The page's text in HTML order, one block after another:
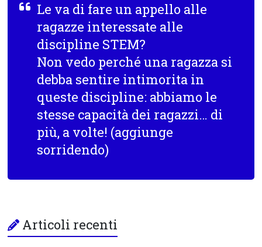
Le va di fare un appello alle
ragazze interessate alle
discipline STEM?
Non vedo perché una ragazza si
debba sentire intimorita in
queste discipline: abbiamo le
stesse capacità dei ragazzi… di
più, a volte! (aggiunge
sorridendo)
Articoli recenti